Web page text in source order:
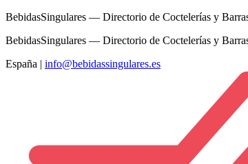
BebidasSingulares — Directorio de Coctelerías y
BebidasSingulares — Directorio de Coctelerías y
España | info@bebidassingulares.es